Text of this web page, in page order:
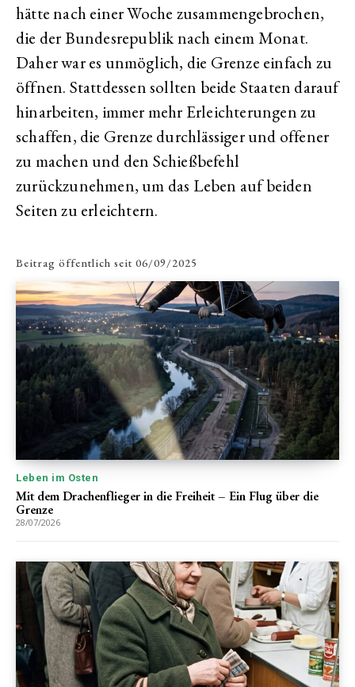
hätte nach einer Woche zusammengebrochen,
die der Bundesrepublik nach einem Monat.
Daher war es unmöglich, die Grenze einfach zu
öffnen. Stattdessen sollten beide Staaten darauf
hinarbeiten, immer mehr Erleichterungen zu
schaffen, die Grenze durchlässiger und offener
zu machen und den Schießbefehl
zurückzunehmen, um das Leben auf beiden
Seiten zu erleichtern.
Beitrag öffentlich seit 06/09/2025
Leben im Osten
Mit dem Drachenflieger in die Freiheit – Ein Flug über die
Grenze
28/07/2026